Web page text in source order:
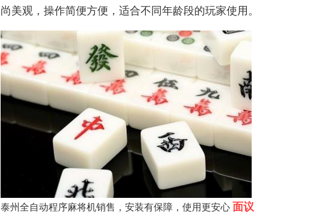
尚美观，操作简便方便，适合不同年龄段的玩家使用。
泰州全自动程序麻将机销售，安装有保障，使用更安心面议